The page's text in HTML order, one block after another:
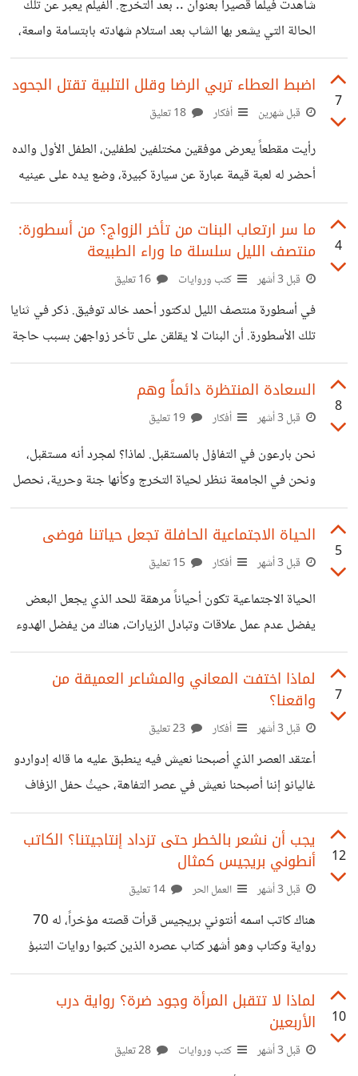
الكلمة فما كان من الأب إلا
شاهدت فيلماً قصيراً بعنوان .. بعد التخرج. الفيلم يعبر عن تلك
الحالة التي يشعر بها الشاب بعد استلام شهادته بابتسامة واسعة،
وبمجرد أن يخرج من جامعته للمرة الأخيرة يبدأ فصل آخر من
الضغوط. لازم ولازم ولازم ضغوط من الأهل والجيران والمجتمع.
لا بد أن يعمل عمل مجزي .. لا بد أن يكون عنده شقة، لا بد أن
يخطب ويتزوج وبعد الزواج لا بد أن ينجب. لو قرر أن يتحرر من
الضغوط وقرر عدم الزواج إلا بعد أن تستقر الحالة المادية.
7
اضبط العطاء تربي الرضا وقلل التلبية تقتل الجحود
قبل شهرين أفكار
رأيت مقطعاً يعرض موفقين مختلفين لطفلين، الطفل الأول والده
أحضر له لعبة قيمة عبارة عن سيارة كبيرة، وضع يده على عينيه
حتى يفاجئ طفله لكن بمجرد أن أزاح يده ورأى الطفل السيارة
فلم يفرح بل بالعكس ركلها بقدمه وسط صدمة الأب والأم. في
الحقيقة هذا الموقف استفزني.. واستشفيت أن هذا الطفل متربي
على الدلع.. الأب وقتها قام بتكسير السيارة أمام ابنه. الموقف
الثاني لطفل أحضر له أبوه دراجة بمجرد أن لمح الطفل الدراجة
فرح بشدة ومن فرحته ركب الدراجة بالمقلوب
4
ما سر ارتعاب البنات من تأخر الزواج؟ من أسطورة:
منتصف الليل سلسلة ما وراء الطبيعة
قبل 3 أشهر كتب وروايات
في أسطورة منتصف الليل لدكتور أحمد خالد توفيق. ذكر في ثنايا
تلك الأسطورة. أن البنات لا يقلقن على تأخر زواجهن بسبب حاجة
فسيولوجية معينة أو خوفهن من العنوسة أو شوقهن للأمومة ..
أعتقد أنهن يقلقن لسبب واحد، وهو رؤيتهن لصديقاتهن يتزوجن
الواحدة تلو الأخرى .. وصف ذلك أنه يشبه ذلك الشعور المزعج،
أو استعادة الكراسة فى المدرسة الابتدائية. الصوت ينادى واحدة
تلو الأخرى، الكل يسترد أوراقه، تدريجيا نجد أنفسنا واقفين
8
السعادة المنتظرة دائماً وهم
قبل 3 أشهر أفكار
نحن بارعون في التفاؤل بالمستقبل. لماذا؟ لمجرد أنه مستقبل،
ونحن في الجامعة ننظر لحياة التخرج وكأنها جنة وحرية، نحصل
على وظيفة مثلاً فننتظر الزواج أو السفر أو عمل مشروع على
أنهم الخلاص من التعاسة، وإذا وصلنا لتلك المحطة التي كنا نراها
مثالية تبهت في عينينا وننظر لما بعدها. السعادة تكمن فيما نملك
الآن في هذا التوقيت وليس فيما هو متوقع أن نملك بعد فترة. لو
كان الإنسان بلا مال ومتشرد في الشوارع لكن عنده صحة جيدة
وقوت اليوم وعجز عن
5
الحياة الاجتماعية الحافلة تجعل حياتنا فوضى
قبل 3 أشهر أفكار
الحياة الاجتماعية تكون أحياناً مرهقة للحد الذي يجعل البعض
يفضل عدم عمل علاقات وتبادل الزيارات، هناك من يفضل الهدوء
وإنفاق الوقت في أشياء محددة وتكون الزيارات بالنسبة له شيء
ثقيل. للدكتور أحمد خالد توفيق مقال ساخر يتحدث فيه عن
الفوضى التي تحدثها الزيارات وكرهه لبعضها. ورغم ذلك عليك أن
ترد الزيارة ونتيجة رد الزيارة أن يردوا الزيارة. ويؤكد أن الحياة
أقصر من أن نضيعها في العلاقات الاجتماعية. على النقيض من
ذلك، نرى من يعتبر العلاقات والزيارات والجلوس مع الأصدقاء
7
لماذا اختفت المعاني والمشاعر العميقة من
واقعنا؟
قبل 3 أشهر أفكار
أعتقد العصر الذي أصبحنا نعيش فيه ينطبق عليه ما قاله إدواردو
غاليانو إننا أصبحنا نعيش في عصر التفاهة، حيثُ حفل الزفاف
أهم مِن الحُب ومَراسم الدفن أهم من المَيِت واللباس أهم مِن
الجسد. وأنا أتفق معه. مثلاً: الزفاف.. أنا متعجب من اهتمام الناس
بالحفل نفسه، يدفعون عشرات الآلاف أيا كانت حالتهم المادية،
حتى الذي لا يملك يستدين ويعمل فرح فخم ويصرف. أجود
الكراسي والإضاءات وأرقى القاعات. ثم إذا بحثنا عن جودة
العلاقة بين العريس والعروسة سنجدها علاقة هشة ضعيفة واهنة
12
يجب أن نشعر بالخطر حتى تزداد إنتاجيتنا؟ الكاتب
أنطوني بريجيس كمثال
قبل 3 أشهر العمل الحر
هناك كاتب اسمه أنتوني بريجيس قرأت قصته مؤخراً، له 70
رواية وكتاب وهو أشهر كتاب عصره الذين كتبوا روايات التنبؤ
السياسي. الغريب إن بيرجيس لم يبدأ كتابة إلا بعدما عرف أنه
مصاب بالسرطان وإنه سيموت خلال عام على أقصى تقدير. فقرر
الكتابة لهدف واحد وهو أن يترك لأولاده مصدراً للدخل. كتب
خلال هذا العام 6 روايات. بعد انتهاء العام لم يمت. فتحول لأحد
10
لماذا لا تتقبل المرأة وجود ضرة؟ رواية درب
الأربعين
قبل 3 أشهر كتب وروايات